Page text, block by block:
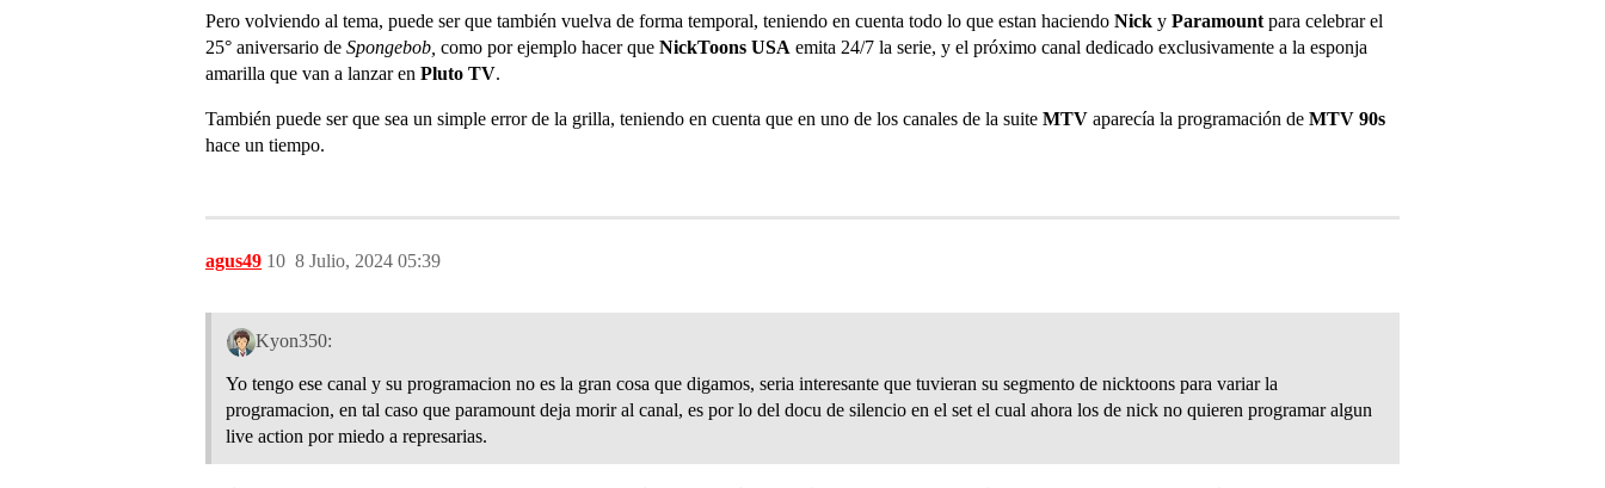
Pero volviendo al tema, puede ser que también vuelva de forma temporal, teniendo en cuenta todo lo que estan haciendo Nick y Paramount para celebrar el
25° aniversario de Spongebob, como por ejemplo hacer que NickToons USA emita 24/7 la serie, y el próximo canal dedicado exclusivamente a la esponja
amarilla que van a lanzar en Pluto TV.
También puede ser que sea un simple error de la grilla, teniendo en cuenta que en uno de los canales de la suite MTV aparecía la programación de MTV 90s
hace un tiempo.
agus49 8 Julio, 2024 05:39
10
Kyon350:
Yo tengo ese canal y su programacion no es la gran cosa que digamos, seria interesante que tuvieran su segmento de nicktoons para variar la
programacion, en tal caso que paramount deja morir al canal, es por lo del docu de silencio en el set el cual ahora los de nick no quieren programar algun
live action por miedo a represarias.